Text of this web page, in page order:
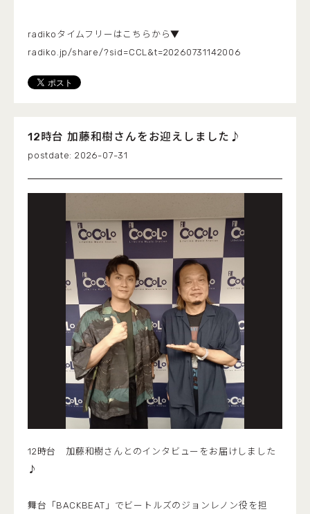
radikoタイムフリーはこちらから▼
radiko.jp/share/?sid=CCL&t=20260731142006
12時台 加藤和樹さんをお迎えしました♪
2026-07-31
12時台 加藤和樹さんとのインタビューをお届けしました
♪
舞台「BACKBEAT」でビートルズのジョンレノン役を担